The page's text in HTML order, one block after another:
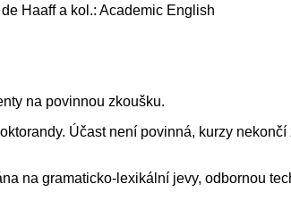
Haaff a kol.: Academic English
na povinnou zkoušku.
Účast není povinná, kurzy
na gramaticko-lexikální jevy, odbornou